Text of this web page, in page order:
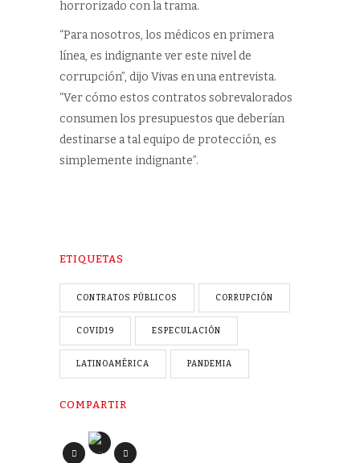
horrorizado con la trama.
“Para nosotros, los médicos en primera
línea, es indignante ver este nivel de
corrupción”, dijo Vivas en una entrevista.
“Ver cómo estos contratos sobrevalorados
consumen los presupuestos que deberían
destinarse a tal equipo de protección, es
simplemente indignante”.
ETIQUETAS
CONTRATOS PÚBLICOS CORRUPCIÓN
COVID19 ESPECULACIÓN
LATINOAMÉRICA PANDEMIA
COMPARTIR